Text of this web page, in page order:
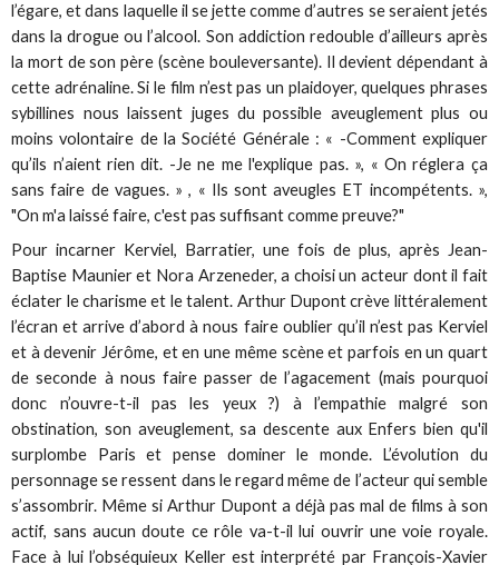
l’égare, et dans laquelle il se jette comme d’autres se seraient jetés
dans la drogue ou l’alcool. Son addiction redouble d’ailleurs après
la mort de son père (scène bouleversante). Il devient dépendant à
cette adrénaline. Si le film n’est pas un plaidoyer, quelques phrases
sybillines nous laissent juges du possible aveuglement plus ou
moins volontaire de la Société Générale : « -Comment expliquer
qu’ils n’aient rien dit. -Je ne me l'explique pas. », « On réglera ça
sans faire de vagues. » , « Ils sont aveugles ET incompétents. »,
"On m'a laissé faire, c'est pas suffisant comme preuve?"
Pour incarner Kerviel, Barratier, une fois de plus, après Jean-
Baptise Maunier et Nora Arzeneder, a choisi un acteur dont il fait
éclater le charisme et le talent. Arthur Dupont crève littéralement
l’écran et arrive d’abord à nous faire oublier qu’il n’est pas Kerviel
et à devenir Jérôme, et en une même scène et parfois en un quart
de seconde à nous faire passer de l’agacement (mais pourquoi
donc n’ouvre-t-il pas les yeux ?) à l’empathie malgré son
obstination, son aveuglement, sa descente aux Enfers bien qu'il
surplombe Paris et pense dominer le monde. L’évolution du
personnage se ressent dans le regard même de l’acteur qui semble
s’assombrir. Même si Arthur Dupont a déjà pas mal de films à son
actif, sans aucun doute ce rôle va-t-il lui ouvrir une voie royale.
Face à lui l’obséquieux Keller est interprété par François-Xavier